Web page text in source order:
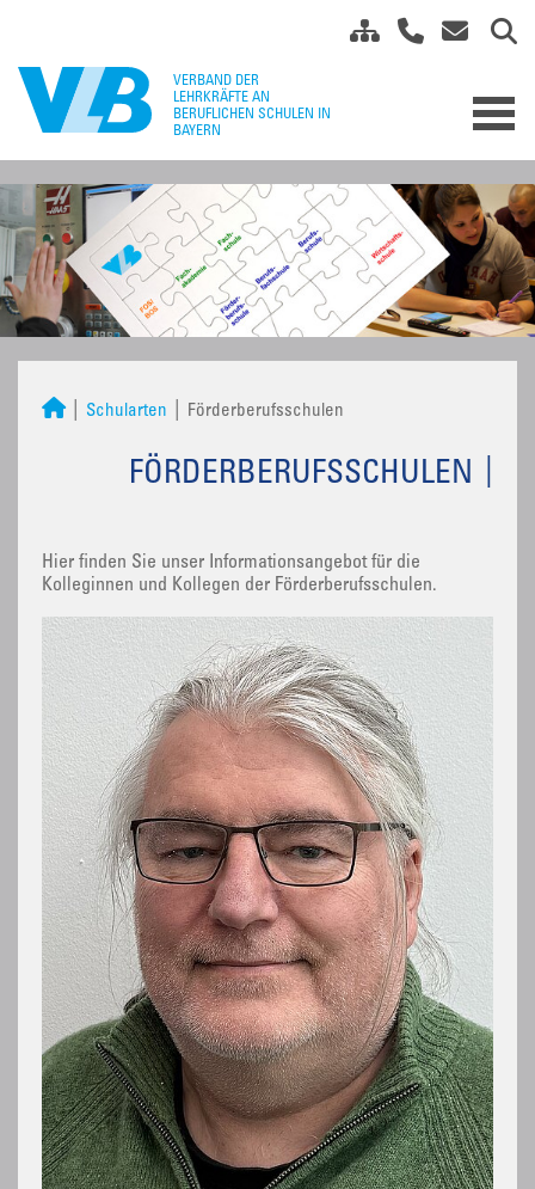
Schularten Förderberufsschulen
FÖRDERBERUFSSCHULEN
Hier finden Sie unser Informationsangebot für die
Kolleginnen und Kollegen der Förderberufsschulen.